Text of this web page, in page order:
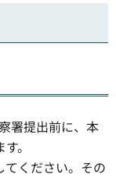
署提出前に、本
。
ください。その